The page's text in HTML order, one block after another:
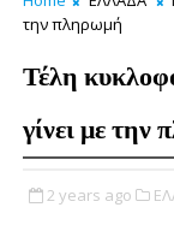
την πληρωμή
Τέλη
γίνει με την
2 years ago